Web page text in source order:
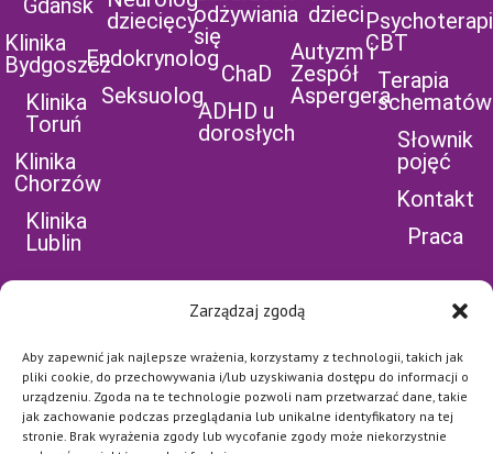
Zarządzaj zgodą
Aby zapewnić jak najlepsze wrażenia, korzystamy z technologii, takich jak
pliki cookie, do przechowywania i/lub uzyskiwania dostępu do informacji o
urządzeniu. Zgoda na te technologie pozwoli nam przetwarzać dane, takie
jak zachowanie podczas przeglądania lub unikalne identyfikatory na tej
stronie. Brak wyrażenia zgody lub wycofanie zgody może niekorzystnie
Gdańsk
Klinika
Bydgoszcz
Klinika
Toruń
Klinika
Chorzów
Klinika
Lublin
dziecięcy
Endokrynolog
Seksuolog
odżywiania
się
ChaD
ADHD u
dorosłych
dzieci
Autyzm i
Zespół
Aspergera
CBT
Terapia
schematów
Słownik
pojęć
Kontakt
Praca
POLEĆ NAS NA
FB
Najważniejsze jest dla nas